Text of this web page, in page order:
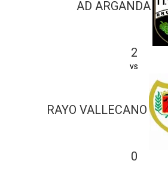
AD ARGANDA
2
vs
RAYO VALLECANO
0